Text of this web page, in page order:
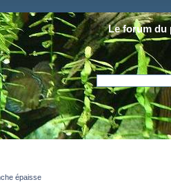
Le forum du
épaisse